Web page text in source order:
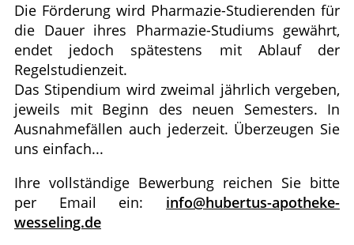
Die Förderung wird Pharmazie-Studierenden für
die Dauer ihres Pharmazie-Studiums gewährt,
endet jedoch spätestens mit Ablauf der
Regelstudienzeit.
Das Stipendium wird zweimal jährlich vergeben,
jeweils mit Beginn des neuen Semesters. In
Ausnahmefällen auch jederzeit. Überzeugen Sie
uns einfach...
Ihre vollständige Bewerbung reichen Sie bitte
per Email ein: info@hubertus-apotheke-
wesseling.de